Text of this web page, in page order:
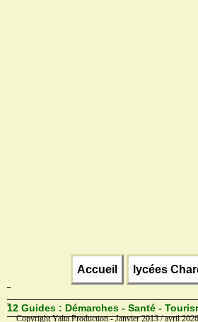
Accueil lycées
12 Guides : Démarches - Santé -
Copyright Yalta Production - Janvier 2013 / avril